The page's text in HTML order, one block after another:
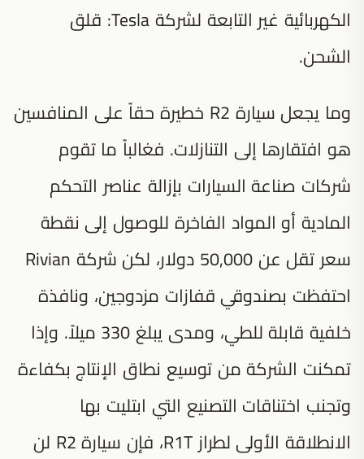
الكهربائية غير التابعة لشركة Tesla: قلق
الشحن.
وما يجعل سيارة R2 خطيرة حقاً على المنافسين
هو افتقارها إلى التنازلات. فغالباً ما تقوم
شركات صناعة السيارات بإزالة عناصر التحكم
المادية أو المواد الفاخرة للوصول إلى نقطة
سعر تقل عن 50,000 دولار، لكن شركة Rivian
احتفظت بصندوقي قفازات مزدوجين، ونافذة
خلفية قابلة للطي، ومدى يبلغ 330 ميلاً. وإذا
تمكنت الشركة من توسيع نطاق الإنتاج بكفاءة
وتجنب اختناقات التصنيع التي ابتليت بها
الانطلاقة الأولى لطراز R1T، فإن سيارة R2 لن